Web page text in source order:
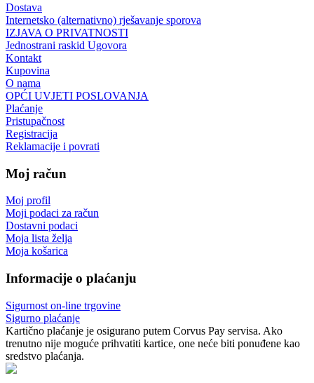
Dostava
Internetsko (alternativno) rješavanje sporova
IZJAVA O PRIVATNOSTI
Jednostrani raskid Ugovora
Kontakt
Kupovina
O nama
OPĆI UVJETI POSLOVANJA
Plaćanje
Pristupačnost
Registracija
Reklamacije i povrati
Moj račun
Moj profil
Moji podaci za račun
Dostavni podaci
Moja lista želja
Moja košarica
Informacije o plaćanju
Sigurnost on-line trgovine
Sigurno plaćanje
Kartično plaćanje je osigurano putem Corvus Pay servisa. Ako
trenutno nije moguće prihvatiti kartice, one neće biti ponuđene kao
sredstvo plaćanja.